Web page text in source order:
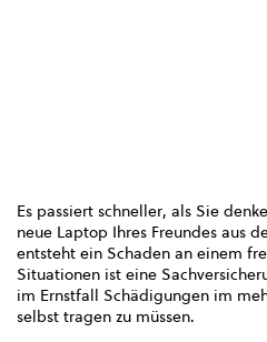
Es passiert schneller, als Sie
neue Laptop Ihres Freundes aus
entsteht ein Schaden an einem
Situationen ist eine
im Ernstfall Schädigungen im
selbst tragen zu müssen.